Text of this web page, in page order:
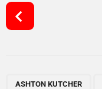
P
o
ASHTON KUTCHER